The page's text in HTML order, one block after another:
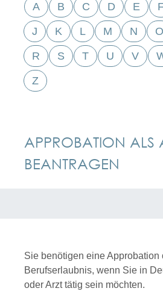
A B C D E
J K L M N O
R S T U V
Z
APPROBATION ALS
BEANTRAGEN
Sie benötigen eine Approbation
Berufserlaubnis, wenn Sie in
oder Arzt tätig sein möchten.